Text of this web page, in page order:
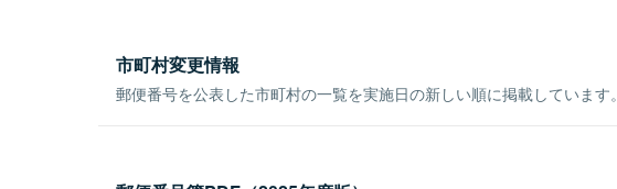
市町村変更情報
郵便番号を公表した市町村の一覧を実施日の新しい順に掲載しています。